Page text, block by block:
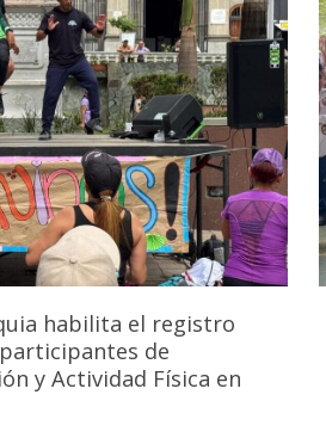
habilita el registro
de
y Actividad Física en